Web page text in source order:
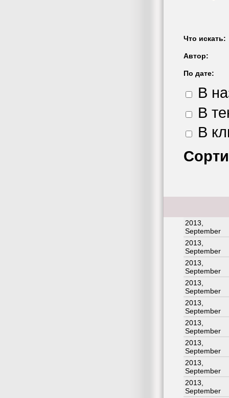
Что искать:
Автор:
По дате:
В
В
В
2013,
September
2013,
September
2013,
September
2013,
September
2013,
September
2013,
September
2013,
September
2013,
September
2013,
September